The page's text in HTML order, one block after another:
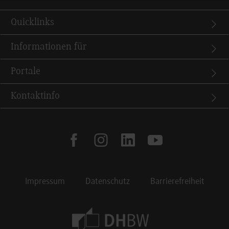
Quicklinks
Informationen für
Portale
Kontaktinfo
facebookinstagramlinkedinyoutube
Impressum Datenschutz Barrierefreiheit